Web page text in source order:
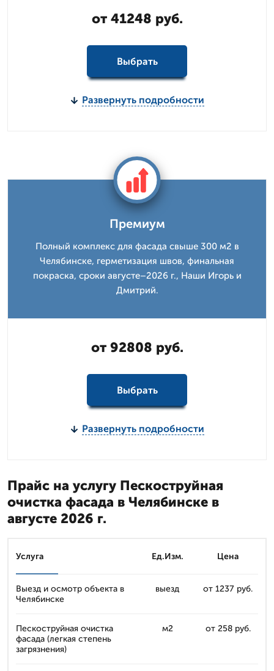
от 41248 руб.
Выбрать
Развернуть подробности
Премиум
Полный комплекс для фасада свыше 300 м2 в
Челябинске, герметизация швов, финальная
покраска, сроки августе–2026 г., Наши Игорь и
Дмитpий.
от 92808 руб.
Выбрать
Развернуть подробности
Прайс на услугу Пескоструйная
очистка фасада в Челябинске в
августе 2026 г.
Услуга Ед.Изм. Цена
Выезд и осмотр объекта в
Челябинске
выезд от 1237 руб.
Пескоструйная очистка
фасада (легкая степень
загрязнения)
м2 от 258 руб.